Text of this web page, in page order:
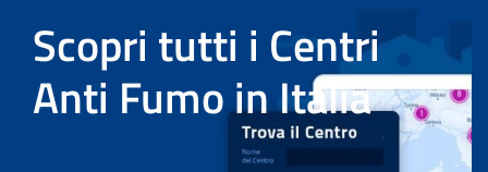
Scopri tutti i Centri
Anti Fumo in Italia